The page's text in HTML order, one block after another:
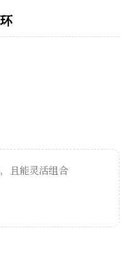
且能灵活组合